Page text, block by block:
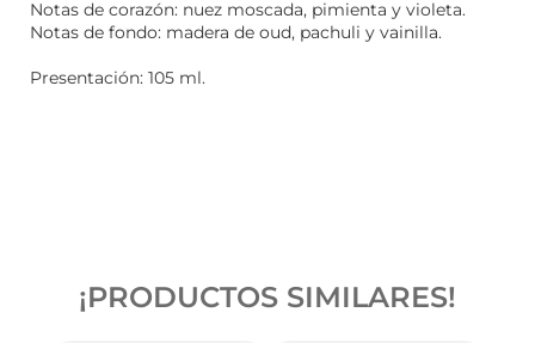
Notas de corazón: nuez moscada, pimienta y violeta.
Notas de fondo: madera de oud, pachuli y vainilla.
Presentación: 105 ml.
¡PRODUCTOS SIMILARES!